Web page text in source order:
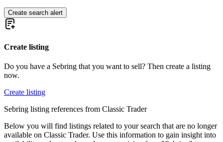
Create search alert
Create listing
Do you have a Sebring that you want to sell? Then create a listing
now.
Create listing
Sebring listing references from Classic Trader
Below you will find listings related to your search that are no longer
available on Classic Trader. Use this information to gain insight into